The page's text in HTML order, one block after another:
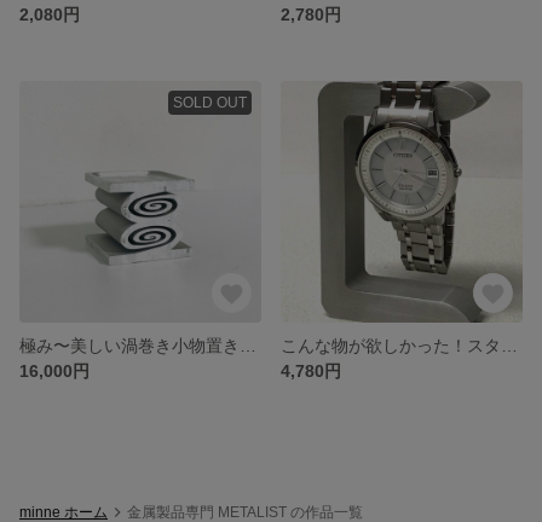
2,080円
2,780円
SOLD OUT
16,000円
4,780円
minne ホーム 金属製品専門 METALIST の作品一覧